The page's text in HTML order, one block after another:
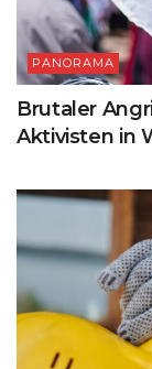
PANORAMA
Brutaler
Aktivisten in